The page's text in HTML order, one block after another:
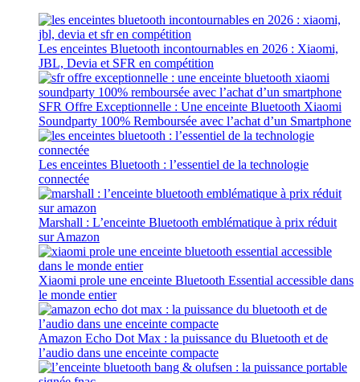
Les enceintes Bluetooth incontournables en 2026 : Xiaomi,
JBL, Devia et SFR en compétition
SFR Offre Exceptionnelle : Une enceinte Bluetooth Xiaomi
Soundparty 100% Remboursée avec l’achat d’un Smartphone
Les enceintes Bluetooth : l’essentiel de la technologie
connectée
Marshall : L’enceinte Bluetooth emblématique à prix réduit
sur Amazon
Xiaomi prole une enceinte Bluetooth Essential accessible dans
le monde entier
Amazon Echo Dot Max : la puissance du Bluetooth et de
l’audio dans une enceinte compacte